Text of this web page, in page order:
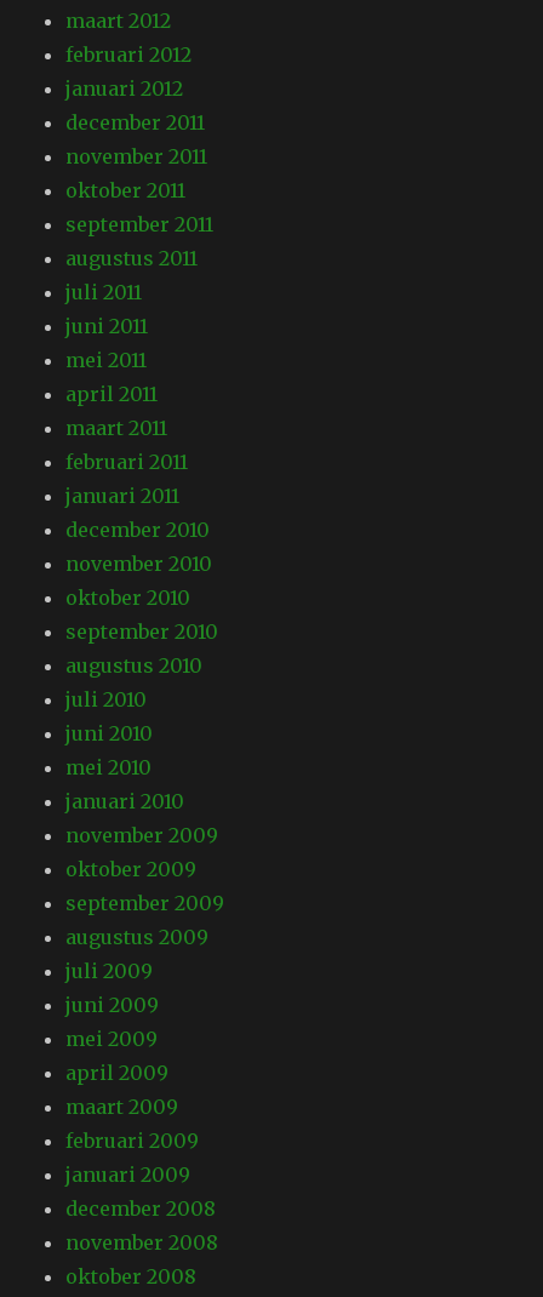
maart 2012
februari 2012
januari 2012
december 2011
november 2011
oktober 2011
september 2011
augustus 2011
juli 2011
juni 2011
mei 2011
april 2011
maart 2011
februari 2011
januari 2011
december 2010
november 2010
oktober 2010
september 2010
augustus 2010
juli 2010
juni 2010
mei 2010
januari 2010
november 2009
oktober 2009
september 2009
augustus 2009
juli 2009
juni 2009
mei 2009
april 2009
maart 2009
februari 2009
januari 2009
december 2008
november 2008
oktober 2008